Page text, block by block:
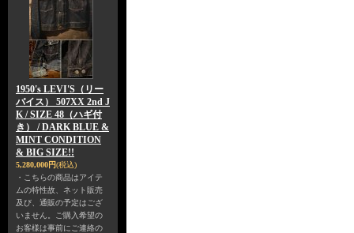
1950's LEVI'S（リー
バイス） 507XX 2nd J
K / SIZE 48（ハギ付
き） / DARK BLUE &
MINT CONDITION
& BIG SIZE!!
5,280,000円(税込)
・こちらの商品はアイテ
ムの特性故、ネット販売
及び、通販の予定はござ
いません。ご購入希望の
お客様は事前にご連絡の